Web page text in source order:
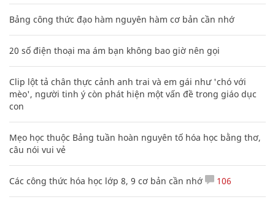
Bảng công thức đạo hàm nguyên hàm cơ bản cần nhớ
20 số điện thoại ma ám bạn không bao giờ nên gọi
Clip lột tả chân thực cảnh anh trai và em gái như 'chó với
mèo', người tinh ý còn phát hiện một vấn đề trong giáo dục
con
Mẹo học thuộc Bảng tuần hoàn nguyên tố hóa học bằng thơ,
câu nói vui vẻ
Các công thức hóa học lớp 8, 9 cơ bản cần nhớ 106